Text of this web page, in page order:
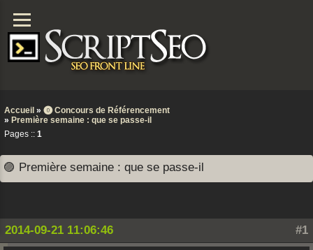
Accueil » ⓿ Concours de Référencement
» Première semaine : que se passe-il
Pages :: 1
🟣 Première semaine : que se passe-il
#1
2014-09-21 11:06:46